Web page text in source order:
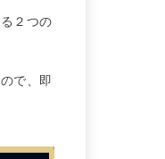
２つの
で、即